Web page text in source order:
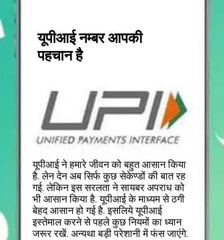
यूपीआई नम्बर आपकी
पहचान है
यूपीआई ने हमारे जीवन को बहुत आसान किया
है. लेन देन अब सिर्फ कुछ सेकेण्डों की बात रह
गई. लेकिन इस सरलता ने सायबर अपराध को
भी आसान किया है. यूपीआई के माध्यम से ठगी
बेहद आसान हो गई है. इसलिये यूपीआई
इस्तेमाल करने से पहले कुछ नियमों का ध्यान
जरूर रखें. अन्यथा बड़ी परेशानी में फंस जाएंगे.